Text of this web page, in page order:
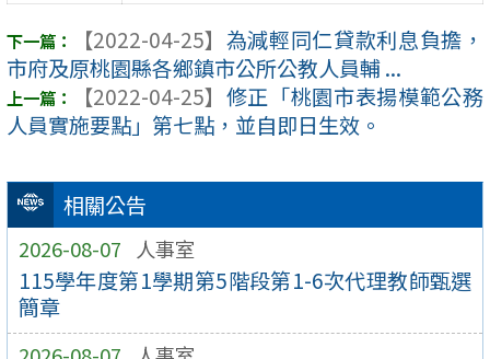
相關公告
2026-08-07 人事室
115學年度第1學期第5階段第1-6次代理教師甄選
簡章
【2022-04-25】 為減輕同仁貸款利息負擔，
市府及原桃園縣各鄉鎮市公所公教人員輔 ...
【2022-04-25】 修正「桃園市表揚模範公務
人員實施要點」第七點，並自即日生效。